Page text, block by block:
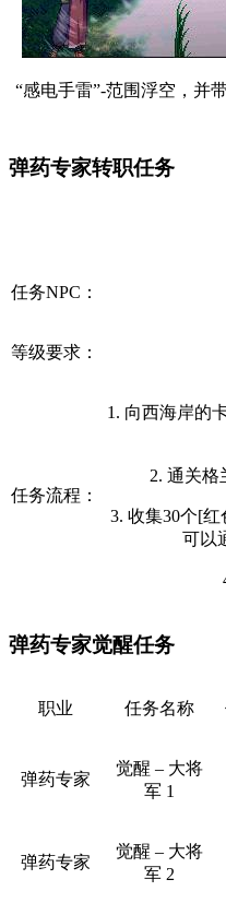
“感电手雷”-范围浮空，并
弹药专家转职任务
任务NPC：
等级要求：
任务流程：
1. 向西海岸的
2. 通关格
3. 收集30个[
可以
弹药专家觉醒任务
职业 任务名称
弹药专家
觉醒 – 大将
军 1
弹药专家
觉醒 – 大将
军 2